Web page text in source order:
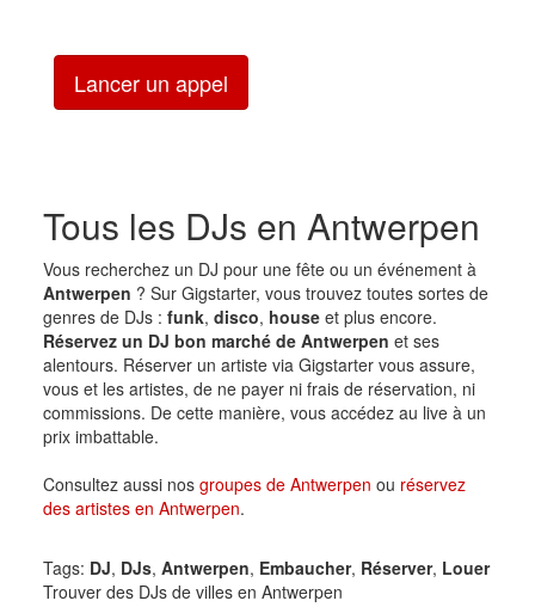
Lancer un appel
Tous les DJs en Antwerpen
Vous recherchez un DJ pour une fête ou un événement à
Antwerpen ? Sur Gigstarter, vous trouvez toutes sortes de
genres de DJs : funk, disco, houseet plus encore.
Réservez un DJ bon marché de Antwerpen et ses
alentours. Réserver un artiste via Gigstarter vous assure,
vous et les artistes, de ne payer ni frais de réservation, ni
commissions. De cette manière, vous accédez au live à un
prix imbattable.
Consultez aussi nos groupes de Antwerpen ou réservez
des artistes en Antwerpen.
Tags: DJ, DJs, Antwerpen, Embaucher, Réserver, Louer
Trouver des DJs de villes en Antwerpen